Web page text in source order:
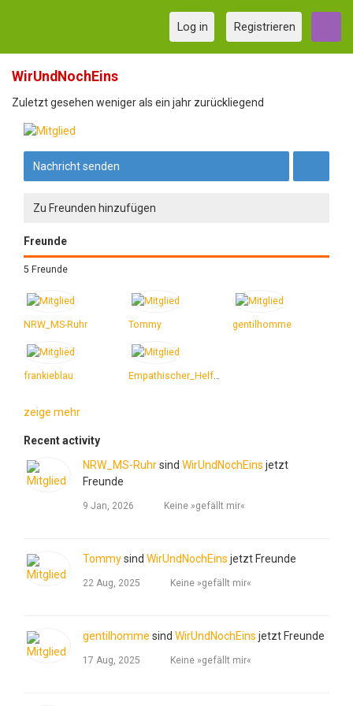
Log in Registrieren
WirUndNochEins
Zuletzt gesehen weniger als ein jahr zurückliegend
Nachricht senden
Zu Freunden hinzufügen
Freunde
5 Freunde
NRW_MS-Ruhr Tommy gentilhomme
frankieblau Empathischer_Helfer_mit_Herz
zeige mehr
Recent activity
NRW_MS-Ruhrsind WirUndNochEins jetzt
Freunde
9 Jan, 2026 Keine »gefällt mir«
Tommysind WirUndNochEins jetzt Freunde
22 Aug, 2025 Keine »gefällt mir«
gentilhomme sind WirUndNochEins jetzt Freunde
17 Aug, 2025 Keine »gefällt mir«